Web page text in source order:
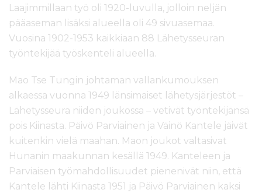
Laajimmillaan työ oli 1920-luvulla, jolloin neljän
pääaseman lisäksi alueella oli 49 sivuasemaa.
Vuosina 1902-1953 kaikkiaan 88 Lähetysseuran
työntekijää työskenteli alueella.
Mao Tse Tungin johtaman vallankumouksen
alkaessa vuonna 1949 länsimaiset lähetysjärjestöt –
Lähetysseura niiden joukossa – vetivät työntekijänsä
pois Kiinasta. Päivö Parviainen ja Väinö Kantele jäivät
kuitenkin vielä maahan. Maon joukot valtasivat
Hunanin maakunnan kesällä 1949. Kanteleen ja
Parviaisen työmahdollisuudet pienenivät niin, että
Kantele lähti Kiinasta 1951 ja Päivö Parviainen kaksi